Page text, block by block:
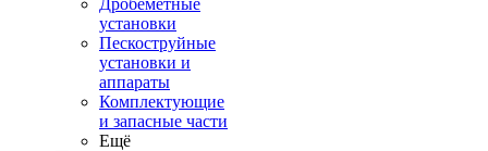
Дробеметные
установки
Пескоструйные
установки и
аппараты
Комплектующие
и запасные части
Ещё